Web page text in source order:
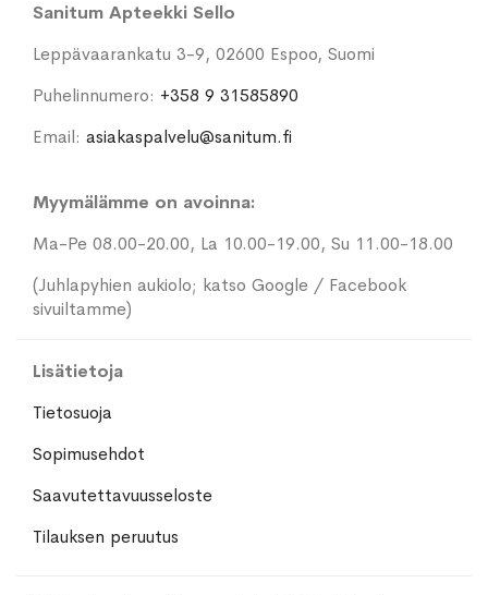
Sanitum Apteekki Sello
Leppävaarankatu 3-9, 02600 Espoo, Suomi
Puhelinnumero: +358 9 31585890
Email: asiakaspalvelu@sanitum.fi
Myymälämme on avoinna:
Ma-Pe 08.00-20.00, La 10.00-19.00, Su 11.00-18.00
(Juhlapyhien aukiolo; katso Google / Facebook
sivuiltamme)
Lisätietoja
Tietosuoja
Sopimusehdot
Saavutettavuusseloste
Tilauksen peruutus